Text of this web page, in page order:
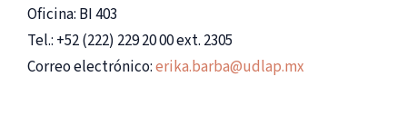
Oficina: BI 403
Tel.: +52 (222) 229 20 00 ext. 2305
Correo electrónico:erika.barba@udlap.mx